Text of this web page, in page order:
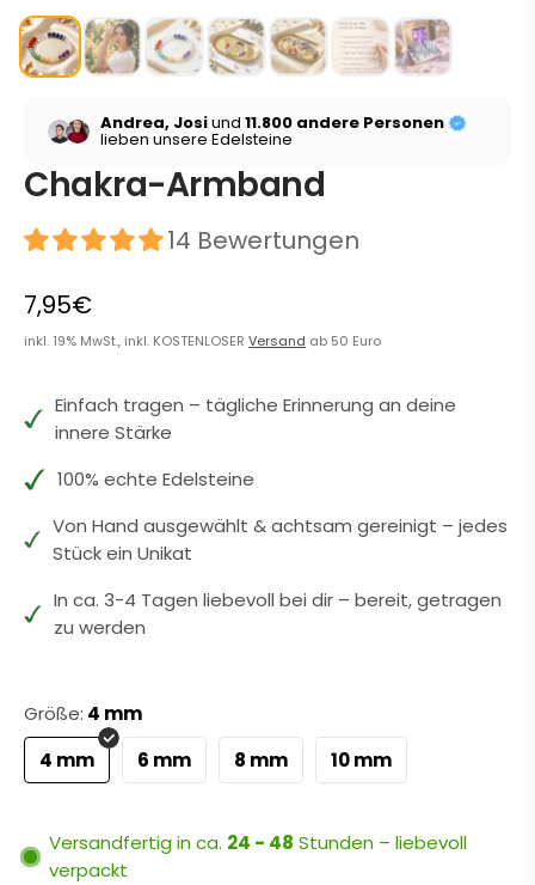
Andrea, Josiund11.800 andere Personen
lieben unsere Edelsteine
Chakra-Armband
14 Bewertungen
7,95€
inkl. 19% MwSt., inkl. KOSTENLOSERVersand ab 50 Euro
Einfach tragen – tägliche Erinnerung an deine
innere Stärke
100% echte Edelsteine
Von Hand ausgewählt & achtsam gereinigt – jedes
Stück ein Unikat
In ca. 3-4 Tagen liebevoll bei dir – bereit, getragen
zu werden
Größe: 4 mm
4 mm
6 mm 8 mm 10 mm
Versandfertig in ca. 24 - 48 Stunden – liebevoll
verpackt